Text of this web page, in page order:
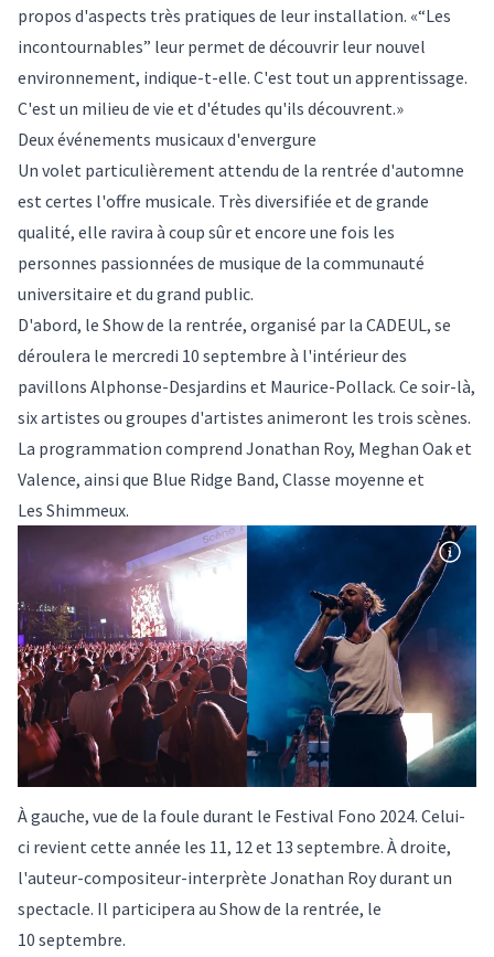
propos d'aspects très pratiques de leur installation. «“Les
incontournables” leur permet de découvrir leur nouvel
environnement, indique-t-elle. C'est tout un apprentissage.
C'est un milieu de vie et d'études qu'ils découvrent.»
Deux événements musicaux d'envergure
Un volet particulièrement attendu de la rentrée d'automne
est certes l'offre musicale. Très diversifiée et de grande
qualité, elle ravira à coup sûr et encore une fois les
personnes passionnées de musique de la communauté
universitaire et du grand public.
D'abord, le Show de la rentrée, organisé par la CADEUL, se
déroulera le mercredi 10 septembre à l'intérieur des
pavillons Alphonse-Desjardins et Maurice-Pollack. Ce soir-là,
six artistes ou groupes d'artistes animeront les trois scènes.
La programmation comprend Jonathan Roy, Meghan Oak et
Valence, ainsi que Blue Ridge Band, Classe moyenne et
Les Shimmeux.
À gauche, vue de la foule durant le Festival Fono 2024. Celui-
ci revient cette année les 11, 12 et 13 septembre. À droite,
l'auteur-compositeur-interprète Jonathan Roy durant un
spectacle. Il participera au Show de la rentrée, le
10 septembre.